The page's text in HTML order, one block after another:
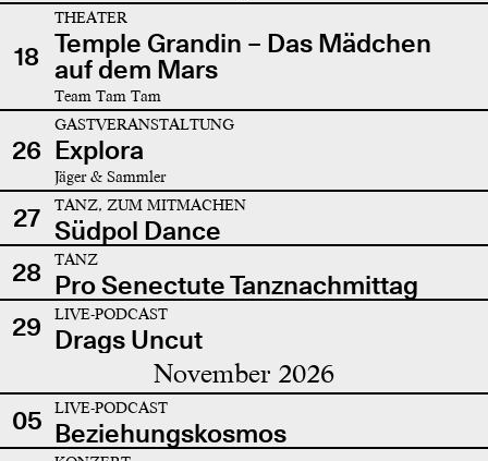
18
THEATER
Temple Grandin – Das Mädchen
auf dem Mars
Team Tam Tam
26
GASTVERANSTALTUNG
Explora
Jäger & Sammler
27 TANZ, ZUM MITMACHEN
Südpol Dance
28
TANZ
Pro Senectute Tanznachmittag
29
LIVE-PODCAST
Drags Uncut
November 2026
05 LIVE-PODCAST
Beziehungskosmos